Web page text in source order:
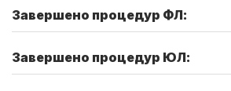
Завершено процедур ФЛ:
Завершено процедур ЮЛ: